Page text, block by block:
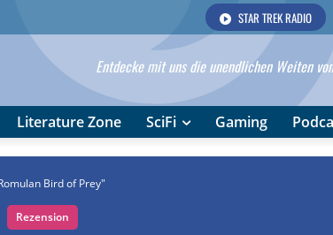
STAR TREK RADIO
Entdecke mit uns die unendlichen Weiten
Literature Zone SciFi Gaming
Bird of Prey"
Rezension